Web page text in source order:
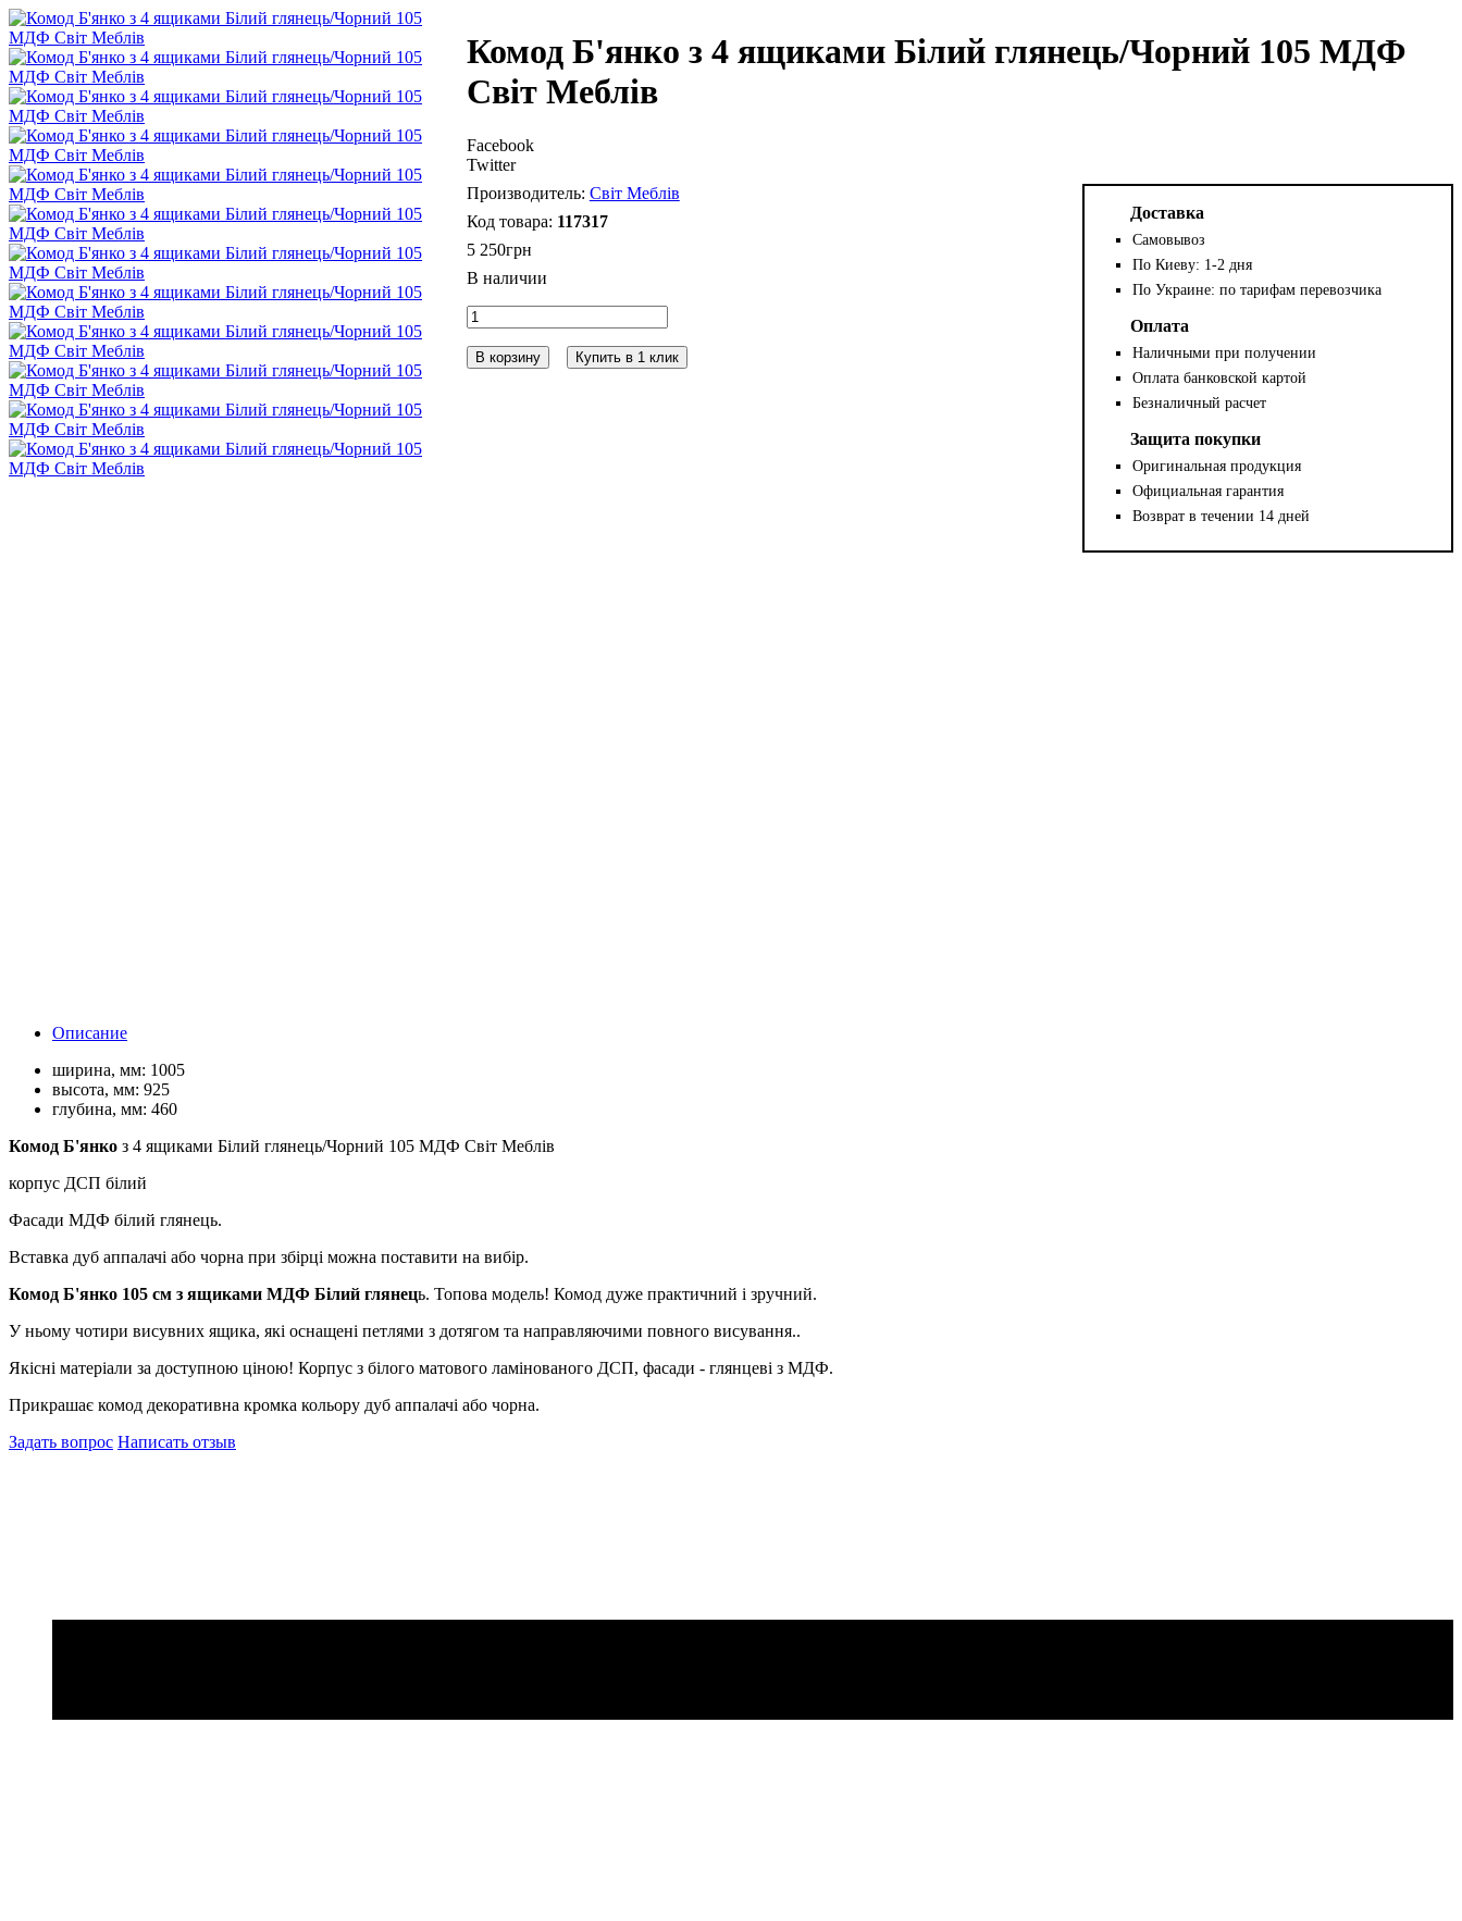
Комод Б'янко з 4 ящиками Білий глянець/Чорний 105 МДФ
Світ Меблів
Facebook
Twitter
Світ Меблів
117317
5 250грн
В корзину Купить в 1 клик
Доставка
Самовывоз
По Киеву: 1-2 дня
По Украине: по тарифам перевозчика
Оплата
Наличными при получении
Оплата банковской картой
Безналичный расчет
Защита покупки
Оригинальная продукция
Официальная гарантия
Возврат в течении 14 дней
Описание
ширина, мм: 1005
высота, мм: 925
глубина, мм: 460
Комод Б'янко з 4 ящиками Білий глянець/Чорний 105 МДФ Світ Меблів
корпус ДСП білий
Фасади МДФ білий глянець.
Вставка дуб аппалачі або чорна при збірці можна поставити на вибір.
Комод Б'янко 105 см з ящиками МДФ Білий глянець. Топова модель! Комод дуже практичний і зручний.
У ньому чотири висувних ящика, які оснащені петлями з дотягом та направляючими повного висування..
Якісні матеріали за доступною ціною! Корпус з білого матового ламінованого ДСП, фасади - глянцеві з МДФ.
Прикрашає комод декоративна кромка кольору дуб аппалачі або чорна.
Задать вопрос Написать отзыв